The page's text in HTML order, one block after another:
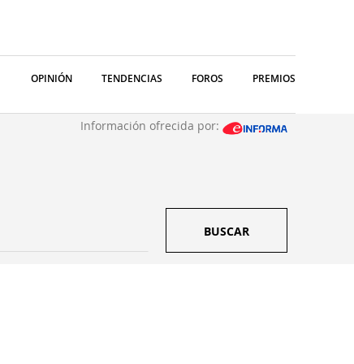
OPINIÓN TENDENCIAS FOROS PREMIOS
Información ofrecida por:
BUSCAR